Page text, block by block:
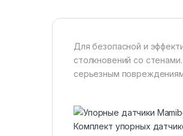
Для безопасной и
столкновений со
серьезным
Комплект упорных